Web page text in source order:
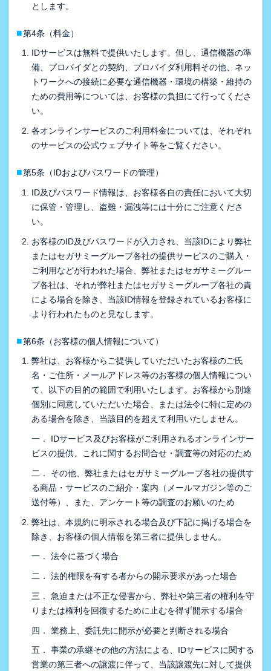
とします。
■第4条（料金）
IDサービスは無料で提供いたします。但し、通信機器の準
備、プロバイダとの契約、プロバイダ利用料その他、ネッ
トワークへの接続に必要な通信機器・環境の構築・維持の
ための費用等については、お客様の負担にて行ってくださ
い。
各オンラインサービスのご利用料金については、それぞれ
のサービスの公式ウェブサイト等をご覧ください。
■第5条（IDおよびパスワードの管理）
ID及びパスワード情報は、お客様各自の責任において大切
に保管・管理し、盗難・漏洩等には十分にご注意くださ
い。
お客様のID及びパスワードが入力され、当該IDにより弊社
またはセガサミーグループ各社の提供サービスのご購入・
ご利用などが行われた場合、弊社またはセガサミーグルー
プ各社は、それが弊社またはセガサミーグループ各社の責
による場合を除き、当該ID情報を登録されているお客様に
より行われたものと見なします。
■第6条（お客様の個人情報について）
弊社は、お客様からご提供していただいたお客様のご氏
名・ご住所・メールアドレス等のお客様の個人情報につい
て、以下の目的の範囲で利用いたします。お客様から別途
個別に同意していただいた場合、または法令に特に定めの
ある場合を除き、当該目的を超えて利用いたしません。
一． IDサービス及びお客様がご利用されるオンラインサー
ビスの提供、これに関するお問合せ・調査等の対応のため
二． その他、弊社またはセガサミーグループ各社の提供す
る商品・サービスのご紹介・案内（メールマガジン等のご
送付等）、また、アンケート等の調査のお願いのため
弊社は、本規約に明示される場合及び下記に掲げる場合を
除き、お客様の個人情報を第三者に提供しません。
一． 法令に基づく場合
二． 法的権限を有する者からの開示要求があった場合
三． 急迫または不正な侵害から、弊社や第三者の権利を守
りまたは権利を回復するために止むを得ず開示する場合
四． 業務上、委託先に開示が必要と判断される場合
五． 事業の承継その他の方法による、IDサービスに関する
営業の第三者への譲渡に伴って、当該譲渡先に対して提供